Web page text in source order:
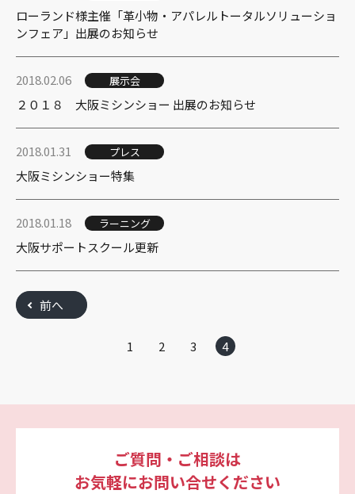
ローランド様主催「革小物・アパレルトータルソリューショ
ンフェア」出展のお知らせ
2018.02.06 展示会
２０１８ 大阪ミシンショー 出展のお知らせ
2018.01.31 プレス
大阪ミシンショー特集
2018.01.18 ラーニング
大阪サポートスクール更新
前へ
1 2 3 4
ご質問・ご相談は
お気軽にお問い合せください